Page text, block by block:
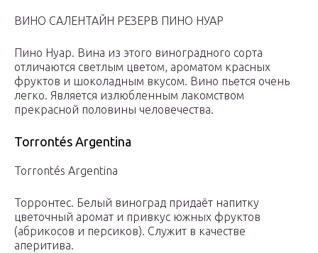
ВИНО САЛЕНТАЙН РЕЗЕРВ ПИНО НУАР
Пино Нуар. Вина из этого виноградного сорта
отличаются светлым цветом, ароматом красных
фруктов и шоколадным вкусом. Вино пьется очень
легко. Является излюбленным лакомством
прекрасной половины человечества.
Torrontés Argentina
Torrontés Argentina
Торронтес. Белый виноград придаёт напитку
цветочный аромат и привкус южных фруктов
(абрикосов и персиков). Служит в качестве
аперитива.